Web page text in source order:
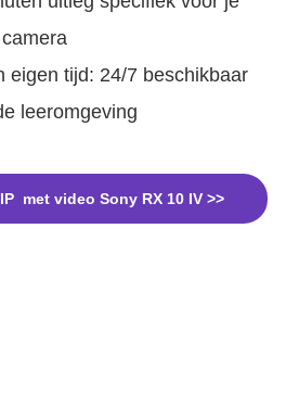
eigen tijd: 24/7 beschikbaar
leeromgeving
met video Sony RX 10 IV >>